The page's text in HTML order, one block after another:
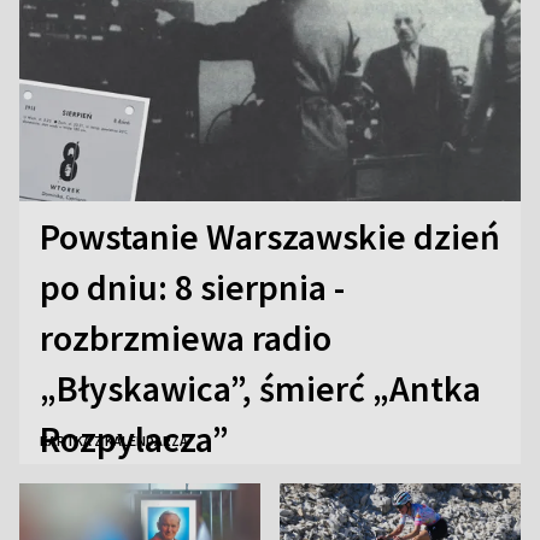
Powstanie Warszawskie dzień
po dniu: 8 sierpnia -
rozbrzmiewa radio
„Błyskawica”, śmierć „Antka
Rozpylacza”
KARTKA Z KALENDARZA